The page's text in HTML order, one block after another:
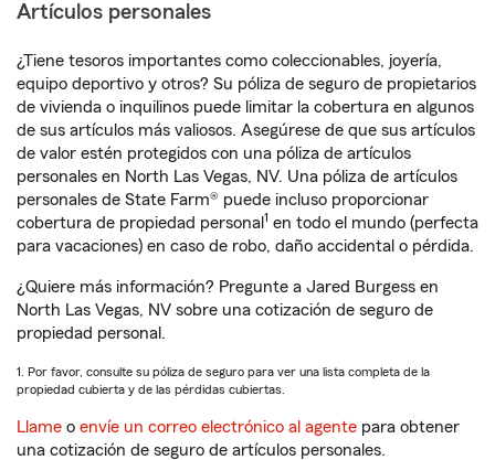
Artículos personales
¿Tiene tesoros importantes como coleccionables, joyería,
equipo deportivo y otros? Su póliza de seguro de propietarios
de vivienda o inquilinos puede limitar la cobertura en algunos
de sus artículos más valiosos. Asegúrese de que sus artículos
de valor estén protegidos con una póliza de artículos
personales en North Las Vegas, NV. Una póliza de artículos
personales de State Farm® puede incluso proporcionar
cobertura de propiedad personal 1 en todo el mundo (perfecta
para vacaciones) en caso de robo, daño accidental o pérdida.
¿Quiere más información? Pregunte a Jared Burgess en
North Las Vegas, NV sobre una cotización de seguro de
propiedad personal.
1. Por favor, consulte su póliza de seguro para ver una lista completa de la
propiedad cubierta y de las pérdidas cubiertas.
Llame o envíe un correo electrónico al agente para obtener
una cotización de seguro de artículos personales.